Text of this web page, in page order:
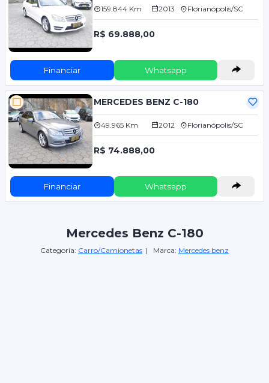
159.844 Km 2013 Florianópolis/SC
R$ 69.888,00
Financiar Whatsapp
MERCEDES BENZ C-180
49.965 Km 2012 Florianópolis/SC
R$ 74.888,00
Financiar Whatsapp
Mercedes Benz C-180
Categoria: Carro/Camionetas | Marca: Mercedes benz